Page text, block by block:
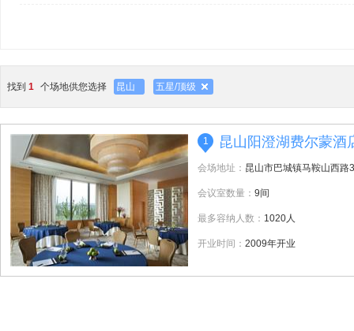
找到 1 个场地供您选择 昆山 五星/顶级
1 昆山阳澄湖费尔蒙酒
会场地址： 昆山市巴城镇马鞍山西路
会议室数量： 9间
最多容纳人数： 1020人
开业时间： 2009年开业